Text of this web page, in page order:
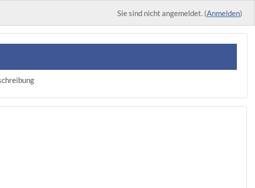
Sie sind nicht angemeldet. (Anmelden)